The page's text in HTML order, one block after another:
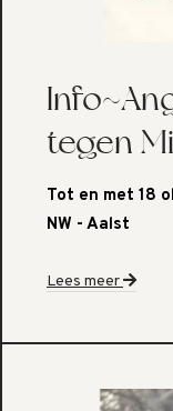
tegen
Tot en met 18
NW - Aalst
Lees meer